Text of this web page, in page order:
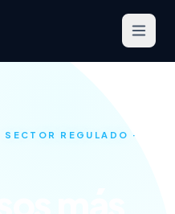
REGULADO ·